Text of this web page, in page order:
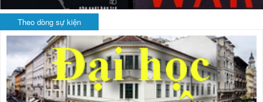
Theo dòng sự kiện